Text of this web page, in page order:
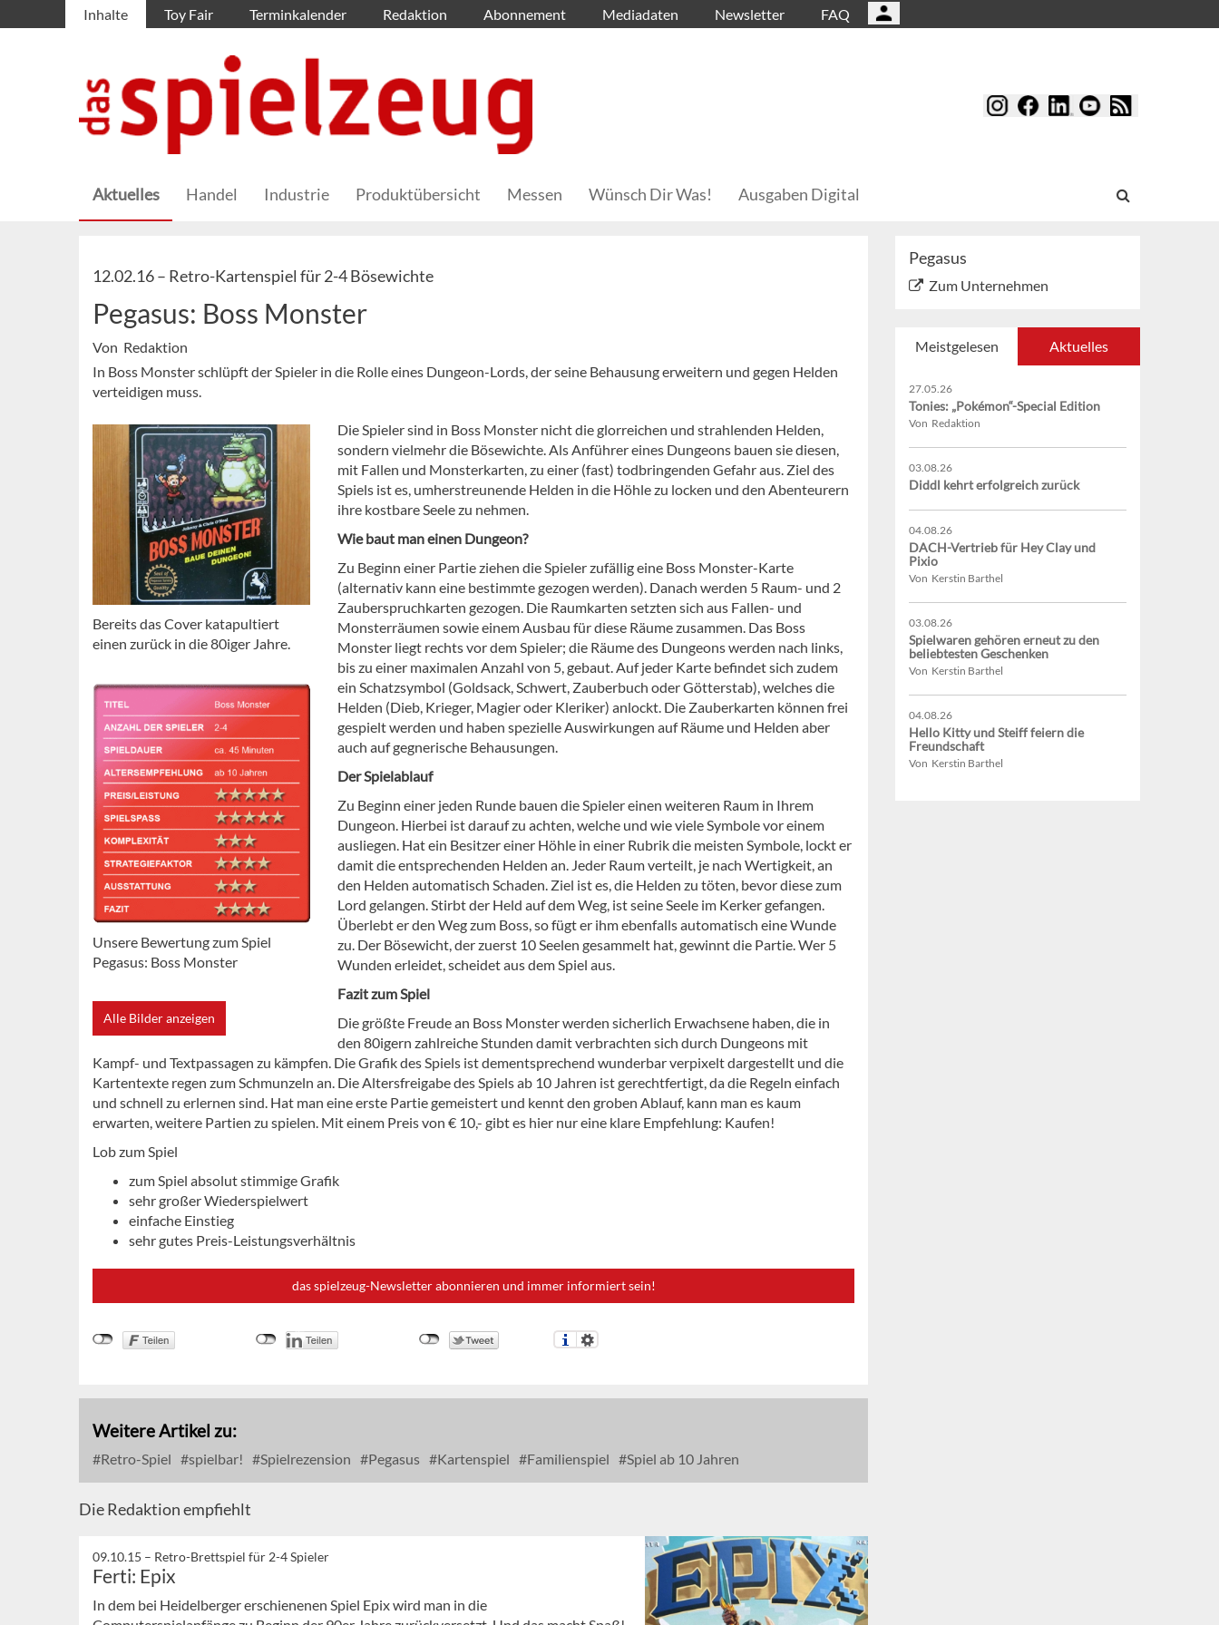
Inhalte Toy Fair Terminkalender Redaktion Abonnement Mediadaten Newsletter FAQ
Aktuelles Handel Industrie Produktübersicht Messen Wünsch Dir Was! Ausgaben Digital
12.02.16 – Retro-Kartenspiel für 2-4 Bösewichte
Pegasus: Boss Monster
Von Redaktion
In Boss Monster schlüpft der Spieler in die Rolle eines Dungeon-Lords, der seine Behausung erweitern und gegen Helden
verteidigen muss.
Bereits das Cover katapultiert
einen zurück in die 80iger Jahre.
Unsere Bewertung zum Spiel
Pegasus: Boss Monster
Alle Bilder anzeigen
Die Spieler sind in Boss Monster nicht die glorreichen und strahlenden Helden,
sondern vielmehr die Bösewichte. Als Anführer eines Dungeons bauen sie diesen,
mit Fallen und Monsterkarten, zu einer (fast) todbringenden Gefahr aus. Ziel des
Spiels ist es, umherstreunende Helden in die Höhle zu locken und den Abenteurern
ihre kostbare Seele zu nehmen.
Wie baut man einen Dungeon?
Zu Beginn einer Partie ziehen die Spieler zufällig eine Boss Monster-Karte
(alternativ kann eine bestimmte gezogen werden). Danach werden 5 Raum- und 2
Zauberspruchkarten gezogen. Die Raumkarten setzten sich aus Fallen- und
Monsterräumen sowie einem Ausbau für diese Räume zusammen. Das Boss
Monster liegt rechts vor dem Spieler; die Räume des Dungeons werden nach links,
bis zu einer maximalen Anzahl von 5, gebaut. Auf jeder Karte befindet sich zudem
ein Schatzsymbol (Goldsack, Schwert, Zauberbuch oder Götterstab), welches die
Helden (Dieb, Krieger, Magier oder Kleriker) anlockt. Die Zauberkarten können frei
gespielt werden und haben spezielle Auswirkungen auf Räume und Helden aber
auch auf gegnerische Behausungen.
Der Spielablauf
Zu Beginn einer jeden Runde bauen die Spieler einen weiteren Raum in Ihrem
Dungeon. Hierbei ist darauf zu achten, welche und wie viele Symbole vor einem
ausliegen. Hat ein Besitzer einer Höhle in einer Rubrik die meisten Symbole, lockt er
damit die entsprechenden Helden an. Jeder Raum verteilt, je nach Wertigkeit, an
den Helden automatisch Schaden. Ziel ist es, die Helden zu töten, bevor diese zum
Lord gelangen. Stirbt der Held auf dem Weg, ist seine Seele im Kerker gefangen.
Überlebt er den Weg zum Boss, so fügt er ihm ebenfalls automatisch eine Wunde
zu. Der Bösewicht, der zuerst 10 Seelen gesammelt hat, gewinnt die Partie. Wer 5
Wunden erleidet, scheidet aus dem Spiel aus.
Fazit zum Spiel
Die größte Freude an Boss Monster werden sicherlich Erwachsene haben, die in
den 80igern zahlreiche Stunden damit verbrachten sich durch Dungeons mit
Kampf- und Textpassagen zu kämpfen. Die Grafik des Spiels ist dementsprechend wunderbar verpixelt dargestellt und die
Kartentexte regen zum Schmunzeln an. Die Altersfreigabe des Spiels ab 10 Jahren ist gerechtfertigt, da die Regeln einfach
und schnell zu erlernen sind. Hat man eine erste Partie gemeistert und kennt den groben Ablauf, kann man es kaum
erwarten, weitere Partien zu spielen. Mit einem Preis von € 10,- gibt es hier nur eine klare Empfehlung: Kaufen!
Lob zum Spiel
zum Spiel absolut stimmige Grafik
sehr großer Wiederspielwert
einfache Einstieg
sehr gutes Preis-Leistungsverhältnis
das spielzeug-Newsletter abonnieren und immer informiert sein!
Weitere Artikel zu:
Retro-Spiel spielbar! Spielrezension Pegasus Kartenspiel Familienspiel Spiel ab 10 Jahren
Die Redaktion empfiehlt
09.10.15 – Retro-Brettspiel für 2-4 Spieler
Ferti: Epix
In dem bei Heidelberger erschienenen Spiel Epix wird man in die
Pegasus
Zum Unternehmen
Meistgelesen Aktuelles
27.05.26
Tonies: „Pokémon“-Special Edition
Von Redaktion
03.08.26
Diddl kehrt erfolgreich zurück
04.08.26
DACH-Vertrieb für Hey Clay und
Pixio
Von Kerstin Barthel
03.08.26
Spielwaren gehören erneut zu den
beliebtesten Geschenken
Von Kerstin Barthel
04.08.26
Hello Kitty und Steiff feiern die
Freundschaft
Von Kerstin Barthel